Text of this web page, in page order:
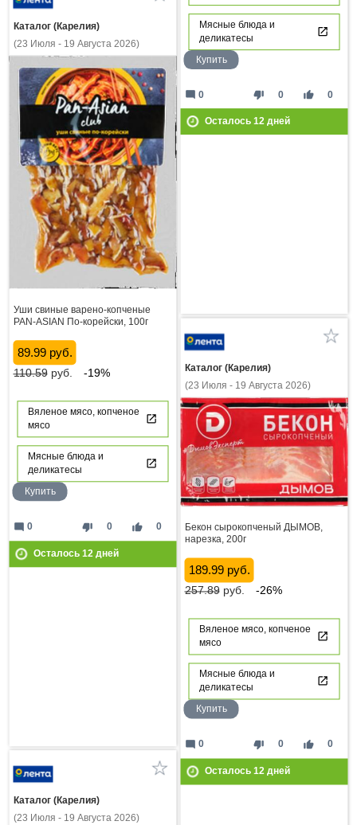
Мясные блюда и
деликатесы
Купить
thumb_down 0 thumb_up 0
mode_comment 0
Осталось 12дней
Каталог (Карелия)
(23 Июля - 19 Августа 2026)
Уши свиные варено-копченые
PAN-ASIAN По-корейски, 100г
89.99 руб.
110.59руб. -19%
Вяленое мясо, копченое
мясо
Мясные блюда и
деликатесы
Купить
thumb_down 0 thumb_up 0
mode_comment 0
Осталось 12дней
Каталог (Карелия)
(23 Июля - 19 Августа 2026)
Бекон сырокопченый ДЫМОВ,
нарезка, 200г
189.99 руб.
257.89руб. -26%
Вяленое мясо, копченое
мясо
Мясные блюда и
деликатесы
Купить
thumb_down 0 thumb_up 0
mode_comment 0
Осталось 12дней
Каталог (Карелия)
(23 Июля - 19 Августа 2026)